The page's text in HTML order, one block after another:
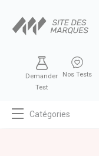
Demander
Test
Nos Tests
Catégories